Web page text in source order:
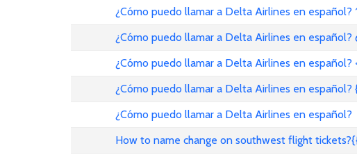
¿Cómo puedo llamar a Delta Airlines en
¿Cómo puedo llamar a Delta Airlines en español?
¿Cómo puedo llamar a Delta Airlines en español?
¿Cómo puedo llamar a Delta Airlines en
¿Cómo puedo llamar a Delta Airlines en español?
How to name change on southwest flight